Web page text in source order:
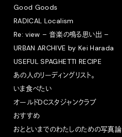
Good Goods
RADICAL Localism
Re: view – 音楽の鳴る思い出 –
URBAN ARCHIVE by Kei Harada
USEFUL SPAGHETTI RECIPE
あの人のリーディングリスト。
いま食べたい
オールドDCスタジャンクラブ
おすすめ
おとといまでのわたしのための写真論